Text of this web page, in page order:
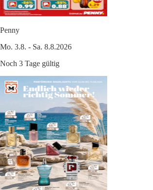
Penny
Mo. 3.8. - Sa. 8.8.2026
Noch 3 Tage gültig